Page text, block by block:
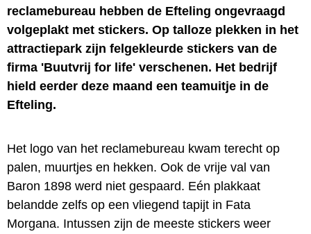
reclamebureau hebben de Efteling ongevraagd
volgeplakt met stickers. Op talloze plekken in het
attractiepark zijn felgekleurde stickers van de
firma 'Buutvrij for life' verschenen. Het bedrijf
hield eerder deze maand een teamuitje in de
Efteling.
Het logo van het reclamebureau kwam terecht op
palen, muurtjes en hekken. Ook de vrije val van
Baron 1898 werd niet gespaard. Eén plakkaat
belandde zelfs op een vliegend tapijt in Fata
Morgana. Intussen zijn de meeste stickers weer